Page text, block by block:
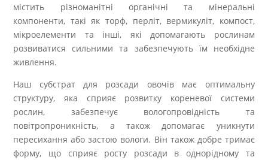
містить різноманітні органічні та мінеральні
компоненти, такі як торф, перліт, вермикуліт, компост,
мікроелементи та інші, які допомагають рослинам
розвиватися сильними та забезпечують їм необхідне
живлення.
Наш субстрат для розсади овочів має оптимальну
структуру, яка сприяє розвитку кореневої системи
рослин, забезпечує вологопровідність та
повітропроникність, а також допомагає уникнути
пересихання або застою вологи. Він також добре тримає
форму, що сприяє росту розсади в однорідному та